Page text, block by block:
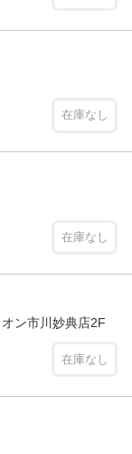
在庫なし
在庫なし
ン市川妙典店2F
在庫なし